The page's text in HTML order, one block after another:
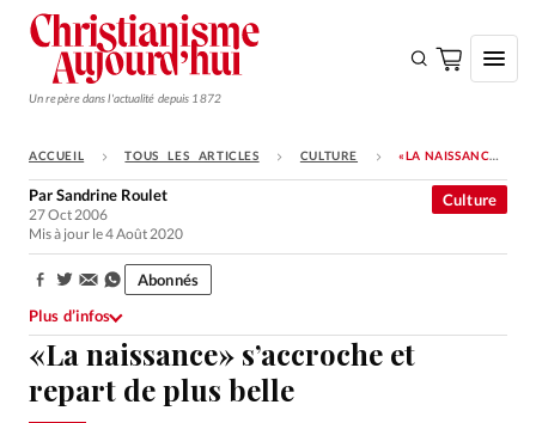
Un repère dans l'actualité depuis 1872
S'ABONNER
Monde
Opinions
Tous les articles
Faire un don
ACCUEIL TOUS LES ARTICLES CULTURE «LA NAISSANCE» S’ACCROCHE ET REPART DE PLUS BELLE
«La naissance» s’accroche et
repart de plus belle
Culture
ParSandrine Roulet
27 Oct 2006
Mis à jour le 4 Août 2020
Partager:
Abonnés
Plus d’infos